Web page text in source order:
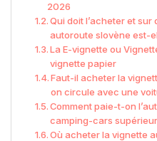
2026
Qui doit l’acheter et
autoroute slovène est-
La E-vignette ou
vignette papier
Faut-il acheter la
on circule avec une
Comment paie-t-on
camping-cars
Où acheter la vignette